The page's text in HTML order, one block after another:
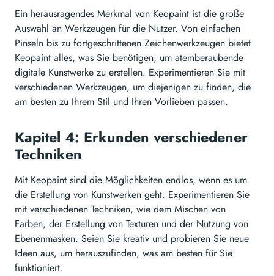
Ein herausragendes Merkmal von Keopaint ist die große
Auswahl an Werkzeugen für die Nutzer. Von einfachen
Pinseln bis zu fortgeschrittenen Zeichenwerkzeugen bietet
Keopaint alles, was Sie benötigen, um atemberaubende
digitale Kunstwerke zu erstellen. Experimentieren Sie mit
verschiedenen Werkzeugen, um diejenigen zu finden, die
am besten zu Ihrem Stil und Ihren Vorlieben passen.
Kapitel 4: Erkunden verschiedener
Techniken
Mit Keopaint sind die Möglichkeiten endlos, wenn es um
die Erstellung von Kunstwerken geht. Experimentieren Sie
mit verschiedenen Techniken, wie dem Mischen von
Farben, der Erstellung von Texturen und der Nutzung von
Ebenenmasken. Seien Sie kreativ und probieren Sie neue
Ideen aus, um herauszufinden, was am besten für Sie
funktioniert.